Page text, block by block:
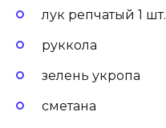
лук репчатый 1 шт.
руккола
зелень укропа
сметана